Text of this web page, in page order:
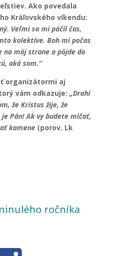
Ako povedala
Kráľovského víkendu:
Veľmi sa mi páčil čas,
kolektíve. Boh mi počas
na môj strane a pôjde do
aká som.“
organizátormi aj
vám odkazuje: „Drahí
že Kristus žije, že
Pán! Ak vy budete mlčať,
kamene (porov. Lk
ročníka